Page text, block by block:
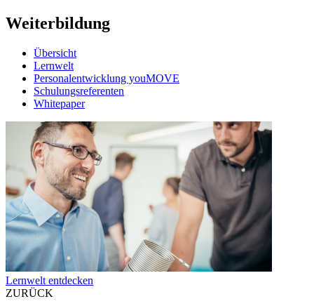
Weiterbildung
Übersicht
Lernwelt
Personalentwicklung youMOVE
Schulungsreferenten
Whitepaper
Lernwelt entdecken
ZURÜCK